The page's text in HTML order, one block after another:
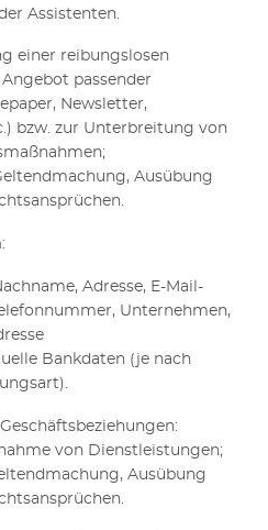
Assistenten
einer reibungslosen
passender
Newsletter,
) bzw. zur Unterbreitung von
Ausübung
:
Adresse, E-Mail-
Unternehmen,
Bankdaten (je nach
von Dienstleistungen;
Ausübung